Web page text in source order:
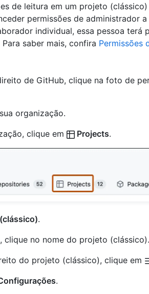
de leitura em um projeto
permissões de administrador
individual, essa pessoa terá
saber mais, confira Permissões
de GitHub, clique na foto de
organização.
clique em
Projects.
.
clique no nome do projeto (clássico).
do projeto (clássico), clique em
.